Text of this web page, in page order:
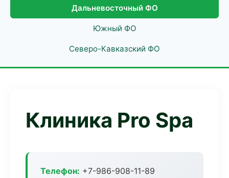
Дальневосточный ФО
Южный ФО
Северо-Кавказский ФО
Клиника Pro Spa
Телефон: +7-986-908-11-89